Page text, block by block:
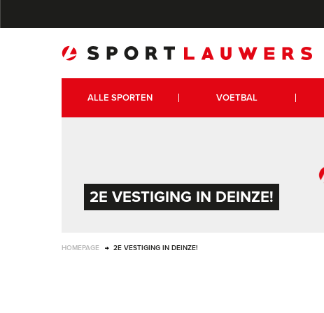
ALLE SPORTEN VOETBAL
2E VESTIGING IN DEINZE!
HOMEPAGE 2E VESTIGING IN DEINZE!